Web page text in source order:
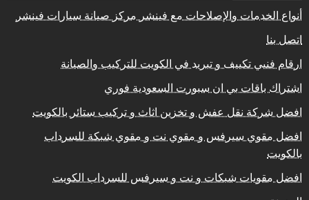
أنواع الخدمات والإصلاحات مع فينشر مركز صيانة سيارات فينشر
اتصل بنا
ارقام فنيي تكييف و تبريد في الكويت للتركيب والصيانة
اشتراك باقات بي ان سبورت السعودية فوري
افضل شركة نقل عفش و تخزين اثاث و تركيب ستائر بالكويت
افضل مقوي سيرفس و مقوي نت و مقوي شبكة للسرداب
بالكويت
افضل مقويات شبكات و نت و سيرفس للسرداب الكويت